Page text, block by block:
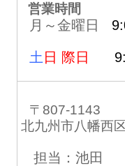
営業時間
月～金曜日
土 日 際日
〒807-1143
北九州市八幡西
担当：池田